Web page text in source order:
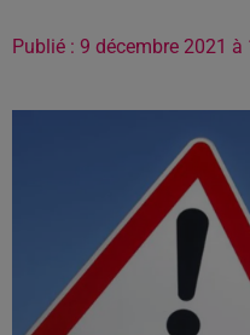
Publié : 9 décembre 2021